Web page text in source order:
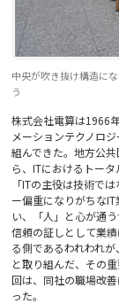
中央が吹き抜け構造に
う
株式会社電算は1966
メーションテクノロ
組んできた。地方公
ら、ITにおけるトー
「ITの主役は技術で
ー偏重になりがちな
い、「人」と心が通
信頼の証しとして業
る側であるわれわれ
と取り組んだ、その
回は、同社の職場改
った。